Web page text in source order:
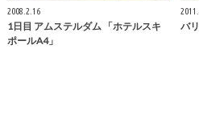
2008.2.16
1日目 アムステルダム 「ホテルスキ
ポールA4」
バ